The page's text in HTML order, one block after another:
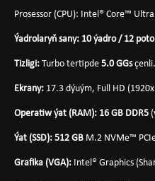
Prosessor (CPU): Intel® Core™
Ýadrolaryň sany: 10 ýadro / 12
Tizligi: Turbo tertipde 5.0 GGsçenli.
Ekrany: 17.3 dýuým, Full HD
Operatiw ýat (RAM): 16 GB DDR5
Ýat (SSD): 512 GB M.2 NVMe™
Grafika (VGA): Intel® Graphics